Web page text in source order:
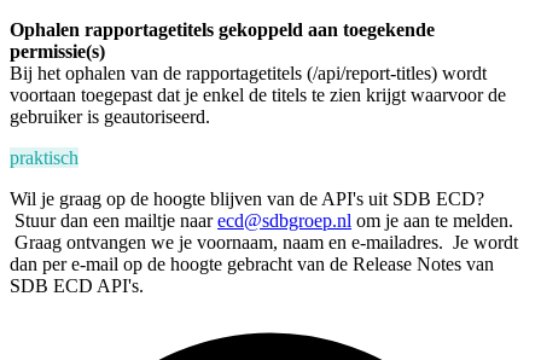
Ophalen rapportagetitels gekoppeld aan toegekende
permissie(s)
Bij het ophalen van de rapportagetitels (/api/report-titles) wordt
voortaan toegepast dat je enkel de titels te zien krijgt waarvoor de
gebruiker is geautoriseerd.
praktisch
Wil je graag op de hoogte blijven van de API's uit SDB ECD?
Stuur dan een mailtje naarecd@sdbgroep.nl om je aan te melden.
Graag ontvangen we je voornaam, naam en e-mailadres. Je wordt
dan per e-mail op de hoogte gebracht van de Release Notes van
SDB ECD API's.